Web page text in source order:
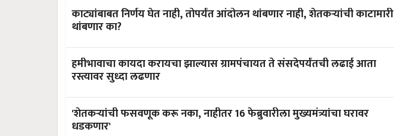
काट्यांबाबत निर्णय घेत नाही, तोपर्यंत आंदोलन थांबणार नाही, शेतकऱ्यांची काटामारी
थांबणार का?
हमीभावाचा कायदा करायचा झाल्यास ग्रामपंचायत ते संसदेपर्यंतची लढाई आता
रस्त्यावर सुध्दा लढणार
'शेतकऱ्यांची फसवणूक करू नका, नाहीतर 16 फेब्रुवारीला मुख्यमंत्र्यांचा घरावर
धडकणार'